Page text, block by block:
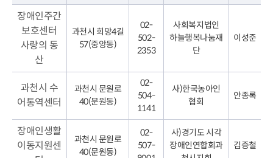
장애인주간
보호센터
사랑의 동
산
과천시 희망4길
57(중앙동)
02-
502-
2353
사회복지법인
하늘행복나눔재
단
이성준
과천시 수
어통역센터
과천시 문원로
40(문원동)
02-
504-
1141
사)한국농아인
협회
안종록
장애인생활
이동지원센
과천시 문원로
40(문원동)
02-
507-
사)경기도 시각
장애인연합회과
김증철